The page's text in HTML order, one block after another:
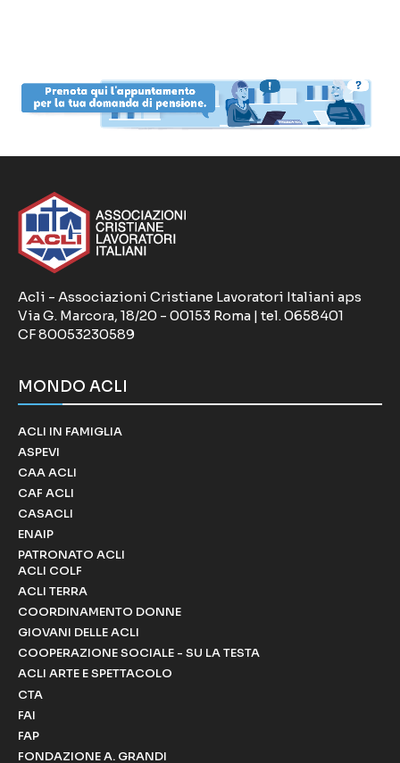
Acli - Associazioni Cristiane Lavoratori Italiani aps
Via G. Marcora, 18/20 - 00153 Roma | tel. 0658401
CF 80053230589
MONDO ACLI
ACLI IN FAMIGLIA
ASPEVI
CAA ACLI
CAF ACLI
CASACLI
ENAIP
PATRONATO ACLI
ACLI COLF
ACLI TERRA
COORDINAMENTO DONNE
GIOVANI DELLE ACLI
COOPERAZIONE SOCIALE - SU LA TESTA
ACLI ARTE E SPETTACOLO
CTA
FAI
FAP
FONDAZIONE A. GRANDI